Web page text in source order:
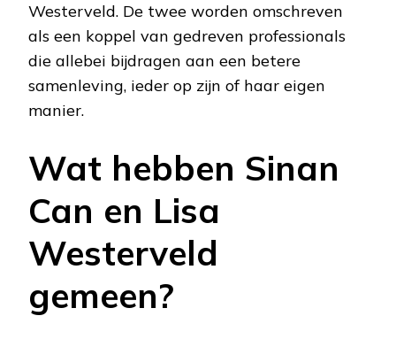
Westerveld. De twee worden omschreven
als een koppel van gedreven professionals
die allebei bijdragen aan een betere
samenleving, ieder op zijn of haar eigen
manier.
Wat hebben Sinan
Can en Lisa
Westerveld
gemeen?